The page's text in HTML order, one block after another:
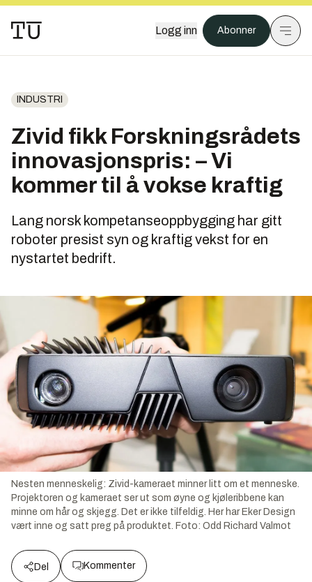
Logg inn Abonner
INDUSTRI
Zivid fikk Forskningsrådets
innovasjonspris: – Vi
kommer til å vokse kraftig
Lang norsk kompetanseoppbygging har gitt
roboter presist syn og kraftig vekst for en
nystartet bedrift.
Nesten menneskelig: Zivid-kameraet minner litt om et menneske.
Projektoren og kameraet ser ut som øyne og kjøleribbene kan
minne om hår og skjegg. Det er ikke tilfeldig. Her har Eker Design
vært inne og satt preg på produktet. Foto: Odd Richard Valmot
Del Kommenter